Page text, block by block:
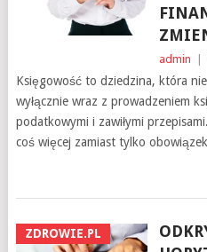
admin
Księgowość to dziedzina, która
wyłącznie wraz z prowadzeniem
podatkowymi i zawiłymi
coś więcej zamiast tylko obowiązek
ZDROWIE.PL